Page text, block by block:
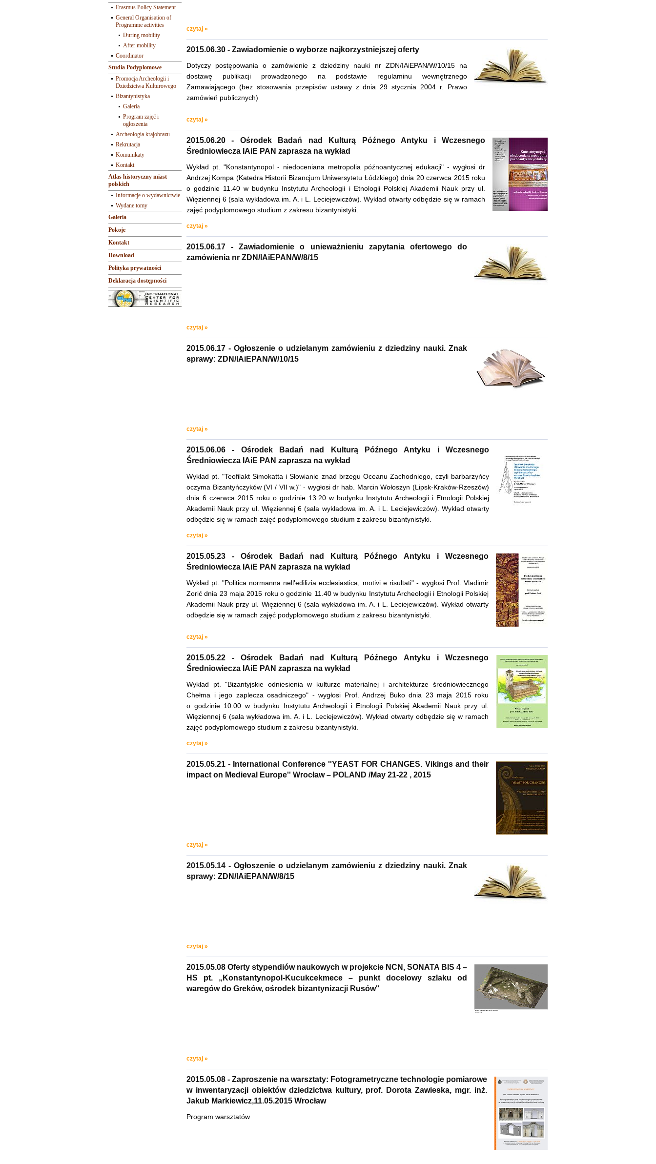
czytaj »
2015.06.30 - Zawiadomienie o wyborze najkorzystniejszej oferty
Dotyczy postępowania o zamówienie z dziedziny nauki nr ZDN/IAiEPAN/W/10/15 na
dostawę publikacji prowadzonego na podstawie regulaminu wewnętrznego
Zamawiającego (bez stosowania przepisów ustawy z dnia 29 stycznia 2004 r. Prawo
zamówień publicznych)
czytaj »
2015.06.20 - Ośrodek Badań nad Kulturą Późnego Antyku i Wczesnego
Średniowiecza IAiE PAN zaprasza na wykład
Wykład pt. "Konstantynopol - niedoceniana metropolia późnoantycznej edukacji" - wygłosi dr
Andrzej Kompa (Katedra Historii Bizancjum Uniwersytetu Łódzkiego) dnia 20 czerwca 2015 roku
o godzinie 11.40 w budynku Instytutu Archeologii i Etnologii Polskiej Akademii Nauk przy ul.
Więziennej 6 (sala wykładowa im. A. i L. Leciejewiczów). Wykład otwarty odbędzie się w ramach
zajęć podyplomowego studium z zakresu bizantynistyki.
czytaj »
2015.06.17 - Zawiadomienie o unieważnieniu zapytania ofertowego do
zamówienia nr ZDN/IAiEPAN/W/8/15
czytaj »
2015.06.17 - Ogłoszenie o udzielanym zamówieniu z dziedziny nauki. Znak
sprawy: ZDN/IAiEPAN/W/10/15
czytaj »
2015.06.06 - Ośrodek Badań nad Kulturą Późnego Antyku i Wczesnego
Średniowiecza IAiE PAN zaprasza na wykład
Wykład pt. "Teofilakt Simokatta i Słowianie znad brzegu Oceanu Zachodniego, czyli barbarzyńcy
oczyma Bizantyńczyków (VI / VII w.)" - wygłosi dr hab. Marcin Wołoszyn (Lipsk-Kraków-Rzeszów)
dnia 6 czerwca 2015 roku o godzinie 13.20 w budynku Instytutu Archeologii i Etnologii Polskiej
Akademii Nauk przy ul. Więziennej 6 (sala wykładowa im. A. i L. Leciejewiczów). Wykład otwarty
odbędzie się w ramach zajęć podyplomowego studium z zakresu bizantynistyki.
czytaj »
2015.05.23 - Ośrodek Badań nad Kulturą Późnego Antyku i Wczesnego
Średniowiecza IAiE PAN zaprasza na wykład
Wykład pt. "Politica normanna nell'edilizia ecclesiastica, motivi e risultati" - wygłosi Prof. Vladimir
Zorić dnia 23 maja 2015 roku o godzinie 11.40 w budynku Instytutu Archeologii i Etnologii Polskiej
Akademii Nauk przy ul. Więziennej 6 (sala wykładowa im. A. i L. Leciejewiczów). Wykład otwarty
odbędzie się w ramach zajęć podyplomowego studium z zakresu bizantynistyki.
czytaj »
2015.05.22 - Ośrodek Badań nad Kulturą Późnego Antyku i Wczesnego
Średniowiecza IAiE PAN zaprasza na wykład
Wykład pt. "Bizantyjskie odniesienia w kulturze materialnej i architekturze średniowiecznego
Chełma i jego zaplecza osadniczego" - wygłosi Prof. Andrzej Buko dnia 23 maja 2015 roku
o godzinie 10.00 w budynku Instytutu Archeologii i Etnologii Polskiej Akademii Nauk przy ul.
Więziennej 6 (sala wykładowa im. A. i L. Leciejewiczów). Wykład otwarty odbędzie się w ramach
zajęć podyplomowego studium z zakresu bizantynistyki.
czytaj »
2015.05.21 - International Conference ''YEAST FOR CHANGES. Vikings and their
impact on Medieval Europe'' Wrocław – POLAND /May 21-22 , 2015
czytaj »
2015.05.14 - Ogłoszenie o udzielanym zamówieniu z dziedziny nauki. Znak
sprawy: ZDN/IAiEPAN/W/8/15
czytaj »
2015.05.08 Oferty stypendiów naukowych w projekcie NCN, SONATA BIS 4 –
HS pt. „Konstantynopol-Kucukcekmece – punkt docelowy szlaku od
waregów do Greków, ośrodek bizantynizacji Rusów''
czytaj »
2015.05.08 - Zaproszenie na warsztaty: Fotogrametryczne technologie pomiarowe
w inwentaryzacji obiektów dziedzictwa kultury, prof. Dorota Zawieska, mgr. inż.
Jakub Markiewicz,11.05.2015 Wrocław
Program warsztatów
Erasmus Policy Statement
General Organisation of
Programme activities
During mobility
After mobility
Coordinator
Studia Podyplomowe
Promocja Archeologii i
Dziedzictwa Kulturowego
Bizantynistyka
Galeria
Program zajęć i
ogłoszenia
Archeologia krajobrazu
Rekrutacja
Komunikaty
Kontakt
Atlas historyczny miast
polskich
Informacje o wydawnictwie
Wydane tomy
Galeria
Pokoje
Kontakt
Download
Polityka prywatności
Deklaracja dostępności